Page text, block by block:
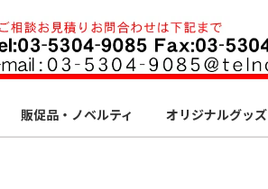
販促品・ノベルティ オリジナルグッズ